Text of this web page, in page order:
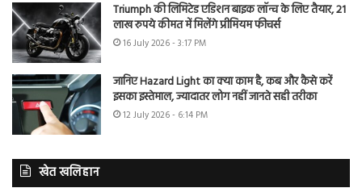
Triumph की लिमिटेड एडिशन बाइक लॉन्च के लिए तैयार, 21
लाख रुपये कीमत में मिलेंगे प्रीमियम फीचर्स
16 July 2026 - 3:17 PM
जानिए Hazard Light का क्या काम है, कब और कैसे करें
इसका इस्तेमाल, ज्यादातर लोग नहीं जानते सही तरीका
12 July 2026 - 6:14 PM
खेत खलिहान